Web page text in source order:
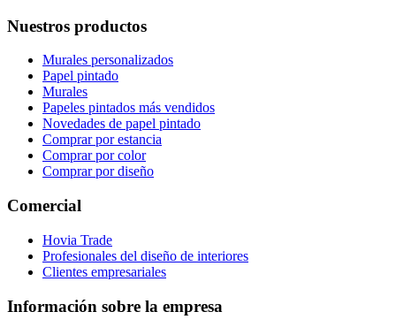
Nuestros productos
Murales personalizados
Papel pintado
Murales
Papeles pintados más vendidos
Novedades de papel pintado
Comprar por estancia
Comprar por color
Comprar por diseño
Comercial
Hovia Trade
Profesionales del diseño de interiores
Clientes empresariales
Información sobre la empresa